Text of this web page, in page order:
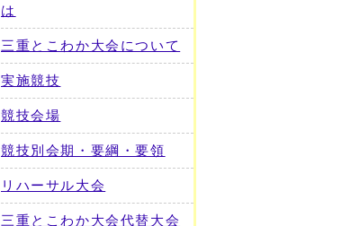
は
三重とこわか大会について
実施競技
競技会場
競技別会期・要綱・要領
リハーサル大会
三重とこわか大会代替大会